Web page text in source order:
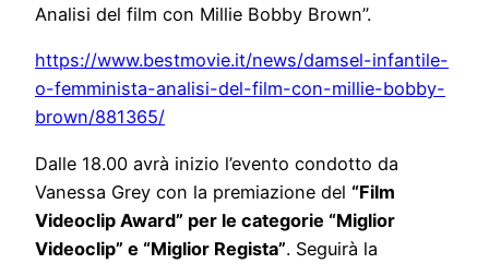
Analisi del film con Millie Bobby Brown”.
https://www.bestmovie.it/news/damsel-infantile-
o-femminista-analisi-del-film-con-millie-bobby-
brown/881365/
Dalle 18.00 avrà inizio l’evento condotto da
Vanessa Grey con la premiazione del “Film
Videoclip Award” per le categorie “Miglior
Videoclip” e “Miglior Regista”. Seguirà la